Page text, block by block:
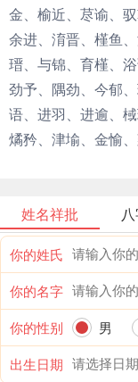
金、榆近、荩谕、
余进、淯晋、槿鱼
瑨、与锦、育槿、
劲予、隅劲、今郁
语、进羽、进逾、
燏矜、津堬、金愉
姓名祥批
你的姓氏
你的名字
你的性别
男
出生日期